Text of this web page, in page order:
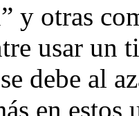
y otras
usar un
debe al
en estos